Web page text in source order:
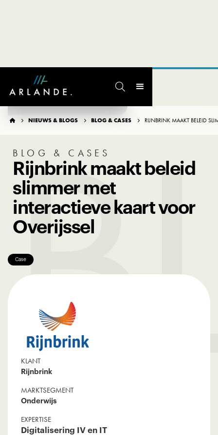

  NIEUWS & BLOGS  BLOG & CASES  RIJNBRINK MAAKT BELEID
BLOG & CASES
Rijnbrink maakt beleid
slimmer met
interactieve kaart voor
Overijssel
Case
KLANT
Rijnbrink
MARKTSEGMENT
Onderwijs
EXPERTISE
Digitalisering IV en IT